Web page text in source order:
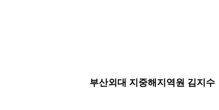
부산외대 지중해지역원 김지수